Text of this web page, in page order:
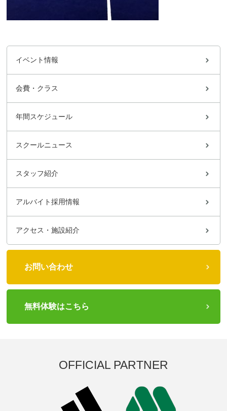
イベント情報
会費・クラス
年間スケジュール
スクールニュース
スタッフ紹介
アルバイト採用情報
アクセス・施設紹介
お問い合わせ
無料体験はこちら
OFFICIAL PARTNER